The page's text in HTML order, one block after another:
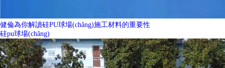
健倫為你解讀硅PU球場(chǎng)施工材料的重要性
硅pu球場(chǎng)